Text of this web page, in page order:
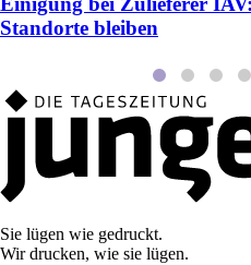
Standorte bleiben
Sie lügen wie gedruckt.
Wir drucken, wie sie lügen.